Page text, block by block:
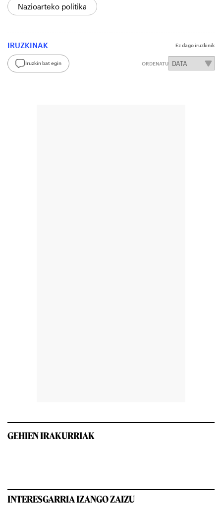
Nazioarteko politika
IRUZKINAK Ez dago iruzkinik
Iruzkin bat egin ORDENATU
GEHIEN IRAKURRIAK
INTERESGARRIA IZANGO ZAIZU